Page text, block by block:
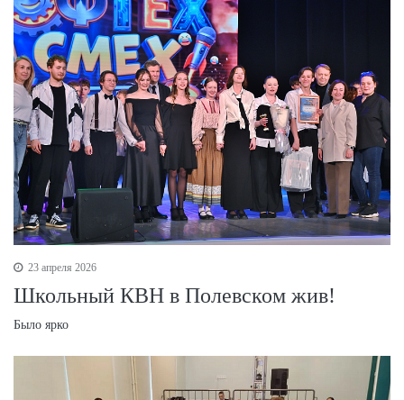
23 апреля 2026
Школьный КВН в Полевском жив!
Было ярко